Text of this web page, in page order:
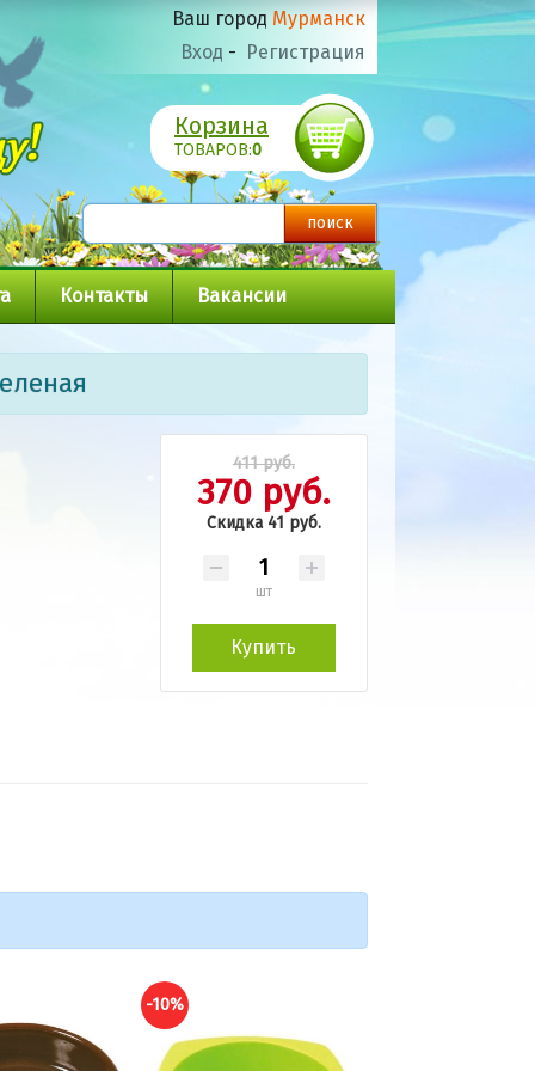
Ваш город Мурманск
Вход - Регистрация
Корзина
ТОВАРОВ:0
Контакты Вакансии
411 руб.
370 руб.
Скидка 41 руб.
шт
Купить
-10%